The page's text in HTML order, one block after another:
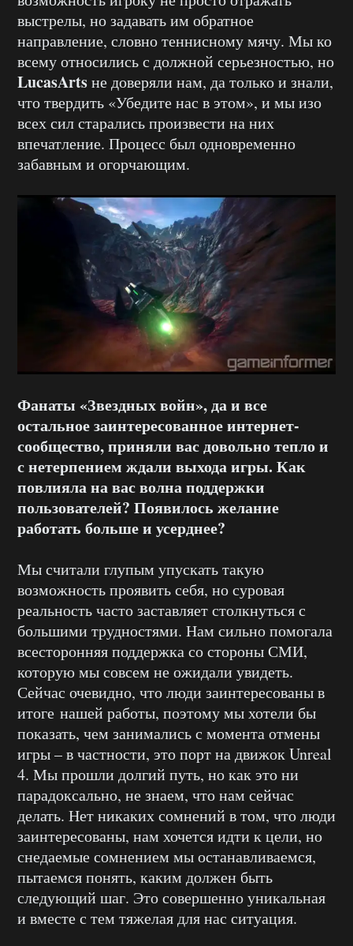
выстрелы, но задавать им обратное
направление, словно теннисному мячу. Мы ко
всему относились с должной серьезностью, но
LucasArtsне доверяли нам, да только и знали,
что твердить «Убедите нас в этом», и мы изо
всех сил старались произвести на них
впечатление. Процесс был одновременно
забавным и огорчающим.
Фанаты «Звездных войн», да и все
остальное заинтересованное интернет-
сообщество, приняли вас довольно тепло и
с нетерпением ждали выхода игры. Как
повлияла на вас волна поддержки
пользователей? Появилось желание
работать больше и усерднее?
Мы считали глупым упускать такую
возможность проявить себя, но суровая
реальность часто заставляет столкнуться с
большими трудностями. Нам сильно помогала
всесторонняя поддержка со стороны СМИ,
которую мы совсем не ожидали увидеть.
Сейчас очевидно, что люди заинтересованы в
итоге нашей работы, поэтому мы хотели бы
показать, чем занимались с момента отмены
игры – в частности, это порт на движок Unreal
4. Мы прошли долгий путь, но как это ни
парадоксально, не знаем, что нам сейчас
делать. Нет никаких сомнений в том, что люди
заинтересованы, нам хочется идти к цели, но
снедаемые сомнением мы останавливаемся,
пытаемся понять, каким должен быть
следующий шаг. Это совершенно уникальная
и вместе с тем тяжелая для нас ситуация.